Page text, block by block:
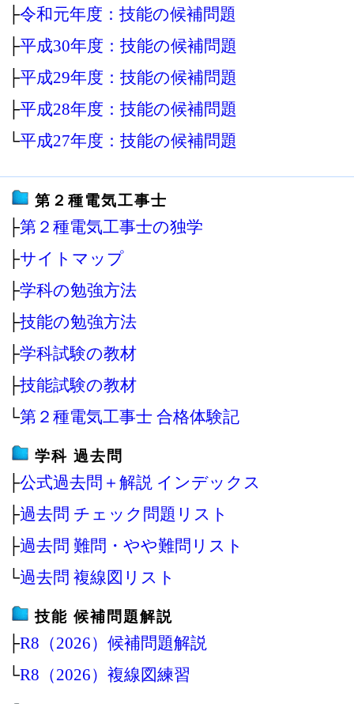
├令和元年度：技能の候補問題
├平成30年度：技能の候補問題
├平成29年度：技能の候補問題
├平成28年度：技能の候補問題
└平成27年度：技能の候補問題
第２種電気工事士
├第２種電気工事士の独学
├サイトマップ
├学科の勉強方法
├技能の勉強方法
├学科試験の教材
├技能試験の教材
└第２種電気工事士 合格体験記
学科 過去問
├公式過去問＋解説 インデックス
├過去問 チェック問題リスト
├過去問 難問・やや難問リスト
└過去問 複線図リスト
技能 候補問題解説
├R8（2026）候補問題解説
└R8（2026）複線図練習